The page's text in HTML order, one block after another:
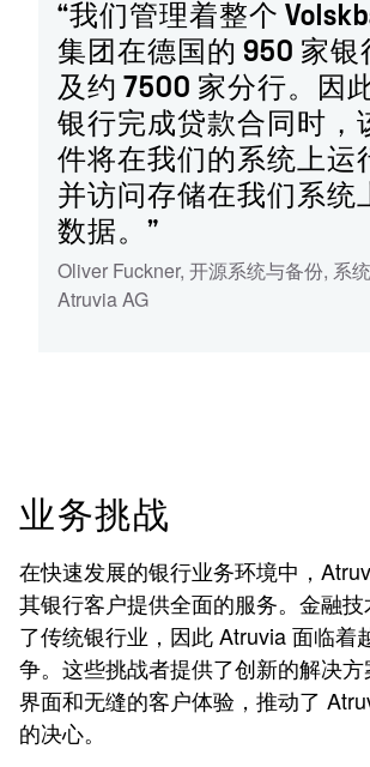
“我们管理着整个
集团在德国的 950 家银
及约 7500 家分行。因
银行完成贷款合同时，
件将在我们的系统上运
并访问存储在我们系统
数据。”
Oliver Fuckner, 开源系统与备份, 系
Atruvia AG
业务挑战
在快速发展的银行业务环境中，
其银行客户提供全面的服务。金融
了传统银行业，因此 Atruvia 面临着
争。这些挑战者提供了创新的解决
界面和无缝的客户体验，推动了
的决心。